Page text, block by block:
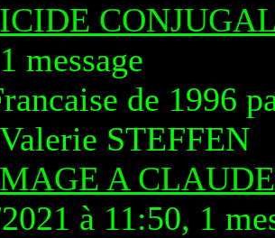
message
de 1996
STEFFEN
A
à 11:50, 1